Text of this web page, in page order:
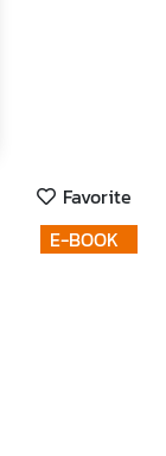
Favorite
E-BOOK